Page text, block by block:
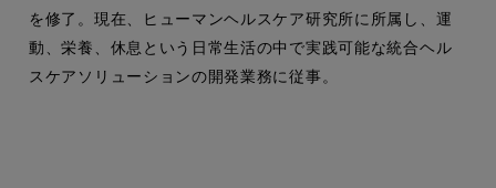
を修了。現在、ヒューマンヘルスケア研究所に所属し、運
動、栄養、休息という日常生活の中で実践可能な統合ヘル
スケアソリューションの開発業務に従事。